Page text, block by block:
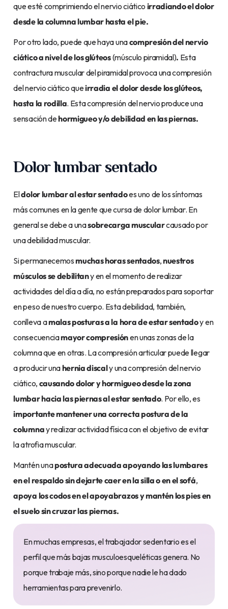
que esté comprimiendo el nervio ciático irradiando el dolor
desde la columna lumbar hasta el pie.
Por otro lado, puede que haya unacompresión del nervio
ciático a nivel de los glúteos(músculo piramidal). Esta
contractura muscular del piramidal provoca una compresión
del nervio ciático queirradia el dolor desde los glúteos,
hasta la rodilla. Esta compresión del nervio produce una
sensación dehormigueo y/o debilidad en las piernas.
Dolor lumbar sentado
Eldolor lumbar al estar sentadoes uno de los síntomas
más comunes en la gente que cursa de dolor lumbar. En
general se debe a unasobrecarga muscularcausado por
una debilidad muscular.
Si permanecemosmuchas horas sentados,nuestros
músculos se debilitany en el momento de realizar
actividades del día a día, no están preparados para soportar
en peso de nuestro cuerpo. Esta debilidad, también,
conlleva amalas posturasa la hora de estar sentadoy en
consecuenciamayor compresiónen unas zonas de la
columna que en otras. La compresión articular puede llegar
a producir unahernia discaly una compresión del nervio
ciático, causando dolor y hormigueo desde la zona
lumbar hacia las piernasal estar sentado. Por ello, es
importante mantener una correcta postura de la
columnay realizar actividad física con el objetivo de evitar
la atrofia muscular.
Mantén unapostura adecuadaapoyando las lumbares
en el respaldo sin dejarte caer en la silla o en el sofá,
apoya los codos en el apoyabrazos y mantén los pies en
el suelo sin cruzar las piernas.
En muchas empresas, el trabajador sedentario es el
perfil que más bajas musculoesqueléticas genera. No
porque trabaje más, sino porque nadie le ha dado
herramientas para prevenirlo.